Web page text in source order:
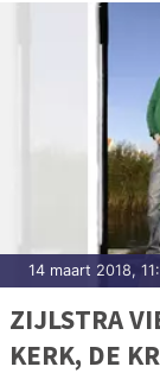
14 maart 2018,
ZIJLSTRA
KERK, DE